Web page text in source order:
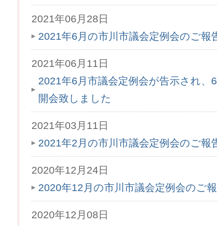
2021年06月28日
2021年6月の市川市議会定例会のご報
2021年06月11日
2021年6月市議会定例会が告示され、
開会致しました
2021年03月11日
2021年2月の市川市議会定例会のご報
2020年12月24日
2020年12月の市川市議会定例会のご
2020年12月08日